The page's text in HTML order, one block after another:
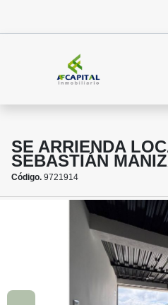
SE ARRIENDA
SEBASTIÁN
Código. 9721914